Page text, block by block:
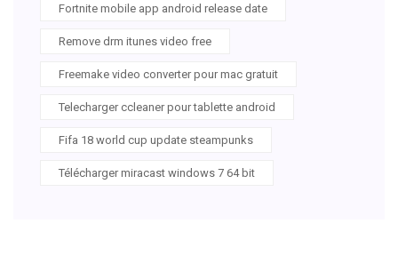
Fortnite mobile app android release date
Remove drm itunes video free
Freemake video converter pour mac gratuit
Telecharger ccleaner pour tablette android
Fifa 18 world cup update steampunks
Télécharger miracast windows 7 64 bit